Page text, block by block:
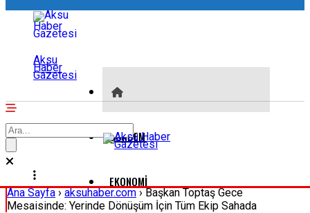
Aksu
Haber
Gazetesi
GÜNDEM
EKONOMI
Ana Sayfa›aksuhaber.com›Başkan Toptaş Gece
Mesaisinde: Yerinde Dönüşüm İçin Tüm Ekip Sahada